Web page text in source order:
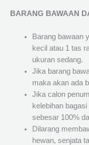
BARANG BAWAAN
Barang bawaan
kecil atau 1 tas
ukuran sedang.
Jika barang
maka akan ada
Jika calon
kelebihan
sebesar 100%
Dilarang
hewan, senjata